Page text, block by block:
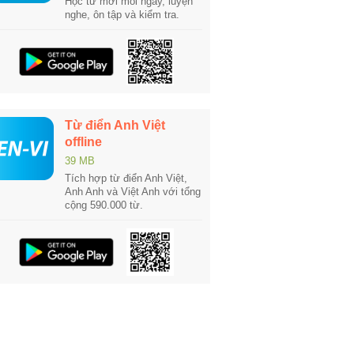
nghe, ôn tập và kiểm tra.
Từ điển Anh Việt
offline
39 MB
Tích hợp từ điển Anh Việt,
Anh Anh và Việt Anh với tổng
cộng 590.000 từ.